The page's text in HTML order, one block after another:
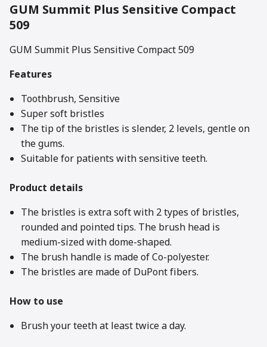
GUM Summit Plus Sensitive Compact
509
GUM Summit Plus Sensitive Compact 509
Features
Toothbrush, Sensitive
Super soft bristles
The tip of the bristles is slender, 2 levels, gentle on
the gums.
Suitable for patients with sensitive teeth.
Product details
The bristles is extra soft with 2 types of bristles,
rounded and pointed tips. The brush head is
medium-sized with dome-shaped.
The brush handle is made of Co-polyester.
The bristles are made of DuPont fibers.
How to use
Brush your teeth at least twice a day.